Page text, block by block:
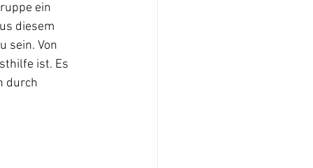
ein
diesem
sein. Von
ist. Es
durch